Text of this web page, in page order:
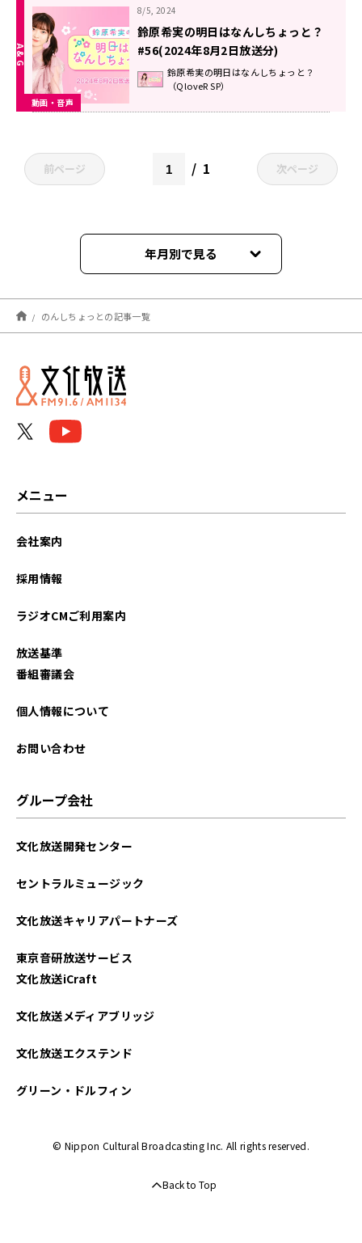
動画・音声
8/5, 2024
鈴原希実の明日はなんしちょっと？
#56(2024年8月2日放送分)
鈴原希実の明日はなんしちょっと？
（QloveR SP）
前ページ 1 次ページ
年月別で見る
2026年05月
2026年02月
2025年11月
2024年11月
2024年08月
2024年03月
2024年02月
2024年01月
のんしちょっとの記事一覧
メニュー
会社案内
採用情報
ラジオCMご利用案内
放送基準
番組審議会
個人情報について
お問い合わせ
グループ会社
文化放送開発センター
セントラルミュージック
文化放送キャリアパートナーズ
東京音研放送サービス
文化放送iCraft
文化放送メディアブリッジ
文化放送エクステンド
グリーン・ドルフィン
© Nippon Cultural Broadcasting Inc. All rights reserved.
Back to Top